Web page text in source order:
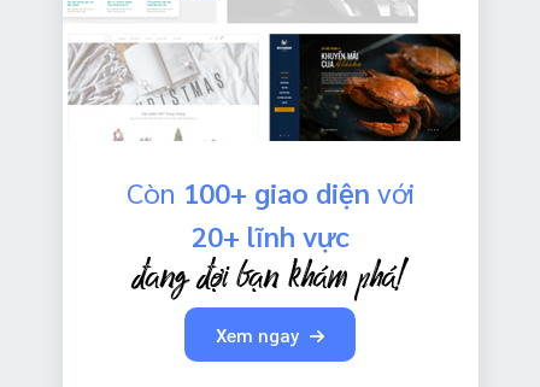
Còn 100+ giao diện với
20+ lĩnh vực
Xem ngay